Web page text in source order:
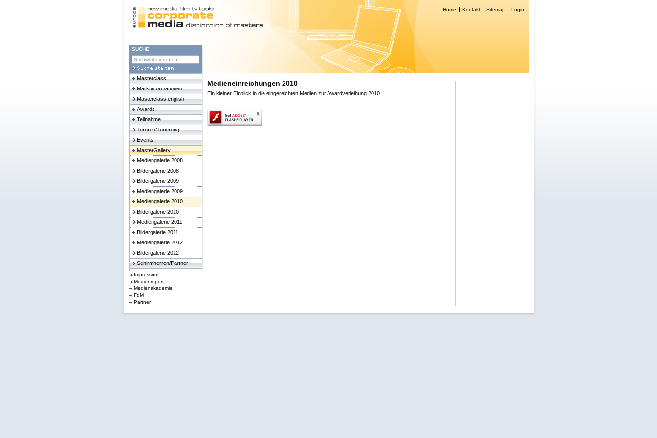
Home Kontakt Sitemap Login
SUCHE
Masterclass
Marktinformationen
Masterclass english
Awards
Teilnahme
Juroren/Jurierung
Events
MasterGallery
Mediengalerie 2008
Bildergalerie 2008
Bildergalerie 2009
Mediengalerie 2009
Mediengalerie 2010
Bildergalerie 2010
Mediengalerie 2011
Bildergalerie 2011
Mediengalerie 2012
Bildergalerie 2012
Schirmherren/Partner
Presse
Impressum
Medienreport
Medienakademie
FdM
Partner
Medieneinreichungen 2010
Ein kleiner Einblick in die eingereichten Medien zur Awardverleihung 2010.